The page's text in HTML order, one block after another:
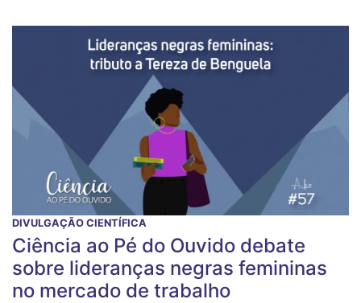
DIVULGAÇÃO CIENTÍFICA
Ciência ao Pé do Ouvido debate
sobre lideranças negras femininas
no mercado de trabalho